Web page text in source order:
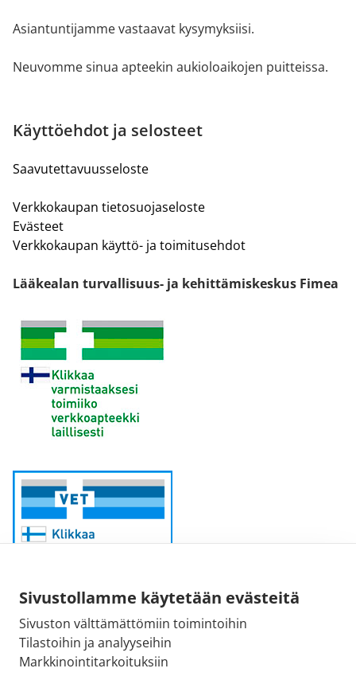
Sivustollamme käytetään evästeitä
Sivuston välttämättömiin toimintoihin
Tilastoihin ja analyyseihin
Markkinointitarkoituksiin
Asiantuntijamme vastaavat kysymyksiisi.
Neuvomme sinua apteekin aukioloaikojen puitteissa.
Käyttöehdot ja selosteet
Saavutettavuusseloste
Verkkokaupan tietosuojaseloste
Evästeet
Verkkokaupan käyttö- ja toimitusehdot
Lääkealan turvallisuus- ja kehittämiskeskus Fimea
Sähköpostiosoite:
kirjaamo@fimea.fi